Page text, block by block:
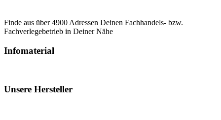
Finde aus über 4900 Adressen Deinen Fachhandels- bzw.
Fachverlegebetrieb in Deiner Nähe
Infomaterial
Unsere Hersteller